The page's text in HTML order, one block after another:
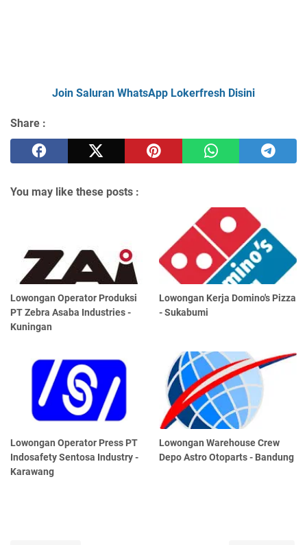
Join Saluran WhatsApp Lokerfresh Disini
Share :
You may like these posts :
Lowongan Operator Produksi
PT Zebra Asaba Industries -
Kuningan
Lowongan Kerja Domino's Pizza
- Sukabumi
Lowongan Operator Press PT
Indosafety Sentosa Industry -
Karawang
Lowongan Warehouse Crew
Depo Astro Otoparts - Bandung